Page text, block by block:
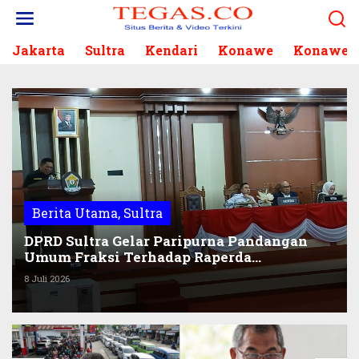
Jakarta Sultra Kendari Konawe Konawe
Berita Utama, Sultra
DPRD Sultra Gelar Paripurna Pandangan
Umum Fraksi Terhadap Raperda
Pertanggungjawaban APBD 2025 Gubernur
Sultra
8 Juli 2026